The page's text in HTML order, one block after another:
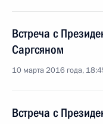
Встреча с
Саргсяном
10 марта 2016 года,
Встреча с